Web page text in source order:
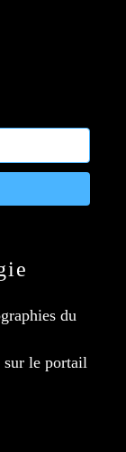
du
sur le portail